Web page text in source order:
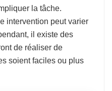
la tâche.
intervention peut varier
il existe des
de réaliser de
soient faciles ou plus